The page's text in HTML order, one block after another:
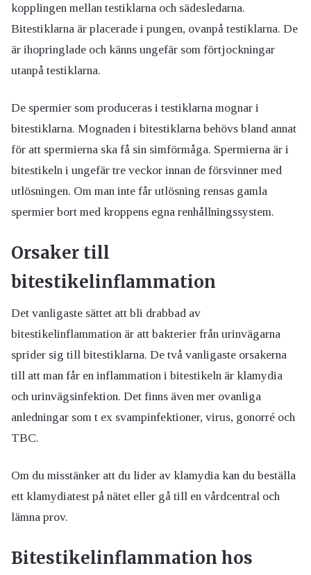
kopplingen mellan testiklarna och sädesledarna.
Bitestiklarna är placerade i pungen, ovanpå testiklarna. De
är ihopringlade och känns ungefär som förtjockningar
utanpå testiklarna.
De spermier som produceras i testiklarna mognar i
bitestiklarna. Mognaden i bitestiklarna behövs bland annat
för att spermierna ska få sin simförmåga. Spermierna är i
bitestikeln i ungefär tre veckor innan de försvinner med
utlösningen. Om man inte får utlösning rensas gamla
spermier bort med kroppens egna renhållningssystem.
Orsaker till
bitestikelinflammation
Det vanligaste sättet att bli drabbad av
bitestikelinflammation är att bakterier från urinvägarna
sprider sig till bitestiklarna. De två vanligaste orsakerna
till att man får en inflammation i bitestikeln är klamydia
och urinvägsinfektion. Det finns även mer ovanliga
anledningar som t ex svampinfektioner, virus, gonorré och
TBC.
Om du misstänker att du lider av klamydia kan du beställa
ett klamydiatest på nätet eller gå till en vårdcentral och
lämna prov.
Bitestikelinflammation hos